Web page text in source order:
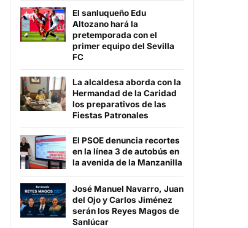
El sanluqueño Edu
Altozano hará la
pretemporada con el
primer equipo del Sevilla
FC
La alcaldesa aborda con la
Hermandad de la Caridad
los preparativos de las
Fiestas Patronales
El PSOE denuncia recortes
en la línea 3 de autobús en
la avenida de la Manzanilla
José Manuel Navarro, Juan
del Ojo y Carlos Jiménez
serán los Reyes Magos de
Sanlúcar